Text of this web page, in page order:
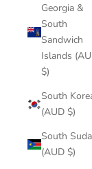
Georgia &
South
Sandwich
Islands
$)
South
(AUD $)
South
(AUD $)